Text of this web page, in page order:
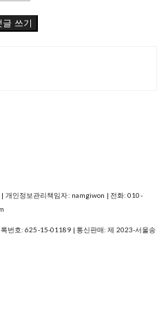
글 쓰기
인정보관리책임자: namgiwon | 전화: 010-
록번호:625-15-01189 | 통신판매:제 2023-서울송